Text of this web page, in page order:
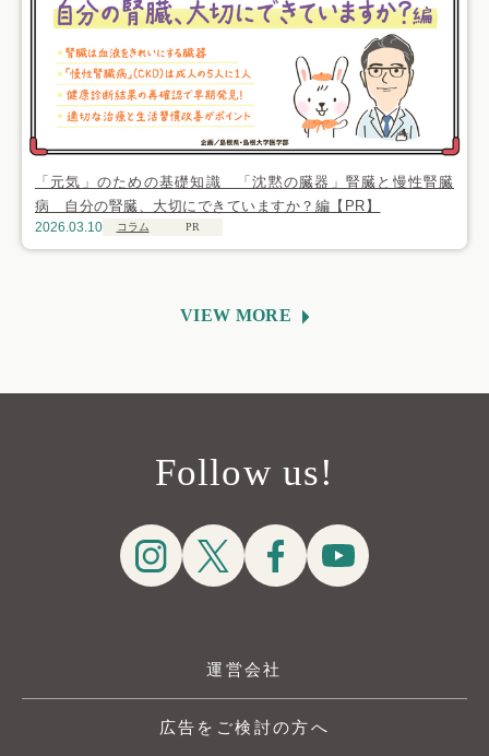
「元気」のための基礎知識 「沈黙の臓器」腎臓と慢性腎臓
病 自分の腎臓、大切にできていますか？編【PR】
2026.03.10 コラム PR
VIEW MORE
Follow us!
運営会社
広告をご検討の方へ